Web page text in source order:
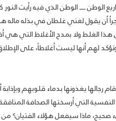
ــــ الوطن الذي فيه رأيت النور
أن يقول لغني غلطان في بذله ماله
الغلط ولا بمدح الأغلاط التي
لهم أنها ليست أغلاطاً، على
رجالها يغذونها بدماء قلوبهم
التي أرسختها الصحافة
ماذا سيفعل هؤلاء الفتيان؟ من